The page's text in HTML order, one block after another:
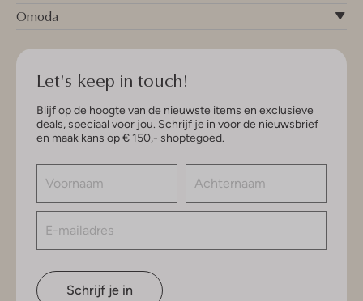
Omoda
Let's keep in touch!
Blijf op de hoogte van de nieuwste items en exclusieve
deals, speciaal voor jou. Schrijf je in voor de nieuwsbrief
en maak kans op € 150,- shoptegoed.
Schrijf je in